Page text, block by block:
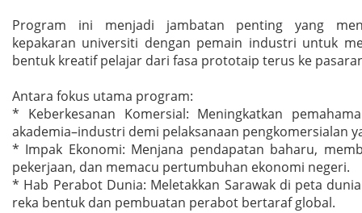
Program ini menjadi jambatan penting yang
kepakaran universiti dengan pemain industri untuk
bentuk kreatif pelajar dari fasa prototaip terus ke
Antara fokus utama program:
* Keberkesanan Komersial: Meningkatkan
akademia–industri demi pelaksanaan pengkomersialan
* Impak Ekonomi: Menjana pendapatan baharu,
pekerjaan, dan memacu pertumbuhan ekonomi negeri.
* Hab Perabot Dunia: Meletakkan Sarawak di peta
reka bentuk dan pembuatan perabot bertaraf global.